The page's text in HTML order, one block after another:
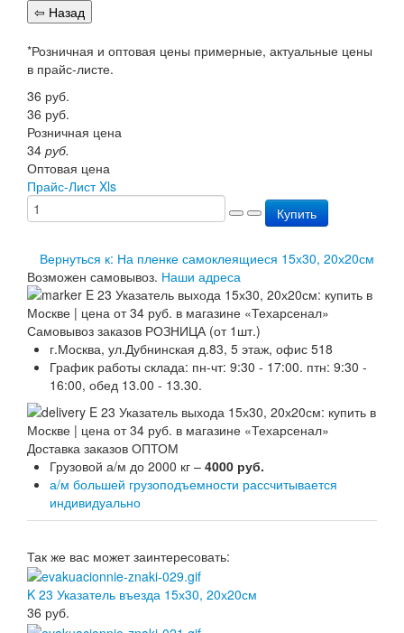
Публичная оферта
Сертификаты
Вопрос-Ответ
Контакты
Пожарное оборудование
Перезарядка
Перезарядка ОП
Перезарядка ОВП
Доставка
Публичная оферта
Сертификаты
Вопрос-Ответ
Контакты
*Розничная и оптовая цены примерные, актуальные цены
в прайс-листе.
36 руб.
36 руб.
Розничная цена
34 руб.
Оптовая цена
Прайс-Лист Xls
Купить
Вернуться к: На пленке самоклеящиеся 15х30, 20х20см
Возможен самовывоз. Наши адреса
Самовывоз заказов РОЗНИЦА (от 1шт.)
г.Москва, ул.Дубнинская д.83, 5 этаж, офис 518
График работы склада: пн-чт: 9:30 - 17:00. птн: 9:30 -
16:00, обед 13.00 - 13.30.
Доставка заказов ОПТОМ
Грузовой а/м до 2000 кг – 4000 руб.
а/м большей грузоподъемности рассчитывается
индивидуально
Так же вас может заинтересовать:
K 23 Указатель въезда 15х30, 20х20см
36 руб.